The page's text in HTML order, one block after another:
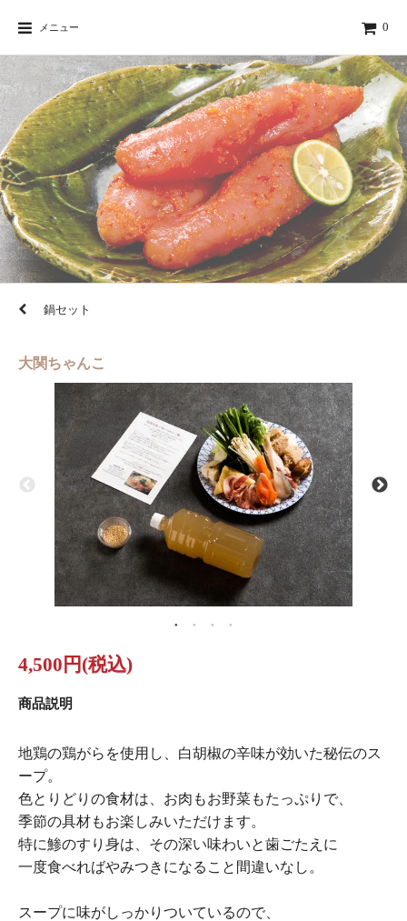
メニュー 0
鍋セット
大関ちゃんこ
4,500円(税込)
商品説明
地鶏の鶏がらを使用し、白胡椒の辛味が効いた秘伝のス
ープ。
色とりどりの食材は、お肉もお野菜もたっぷりで、
季節の具材もお楽しみいただけます。
特に鯵のすり身は、その深い味わいと歯ごたえに
一度食べればやみつきになること間違いなし。
スープに味がしっかりついているので、